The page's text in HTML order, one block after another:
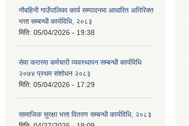
नौबहिनी गाउँपालिका कार्य सम्पादनमा आधारित अतिरिक्त
भत्ता सम्बन्धी कार्यविधि, २०८३
मिति: 05/04/2026 - 19:38
सेवा करारमा कर्मचारी व्यवस्थापन सम्बन्धी कार्यविधि
२०७४ प्रथम संशोधन २०८३
मिति: 05/04/2026 - 17:29
सामाजिक सुरक्षा भत्ता वितरण सम्बन्धी कार्यविधि, २०८३